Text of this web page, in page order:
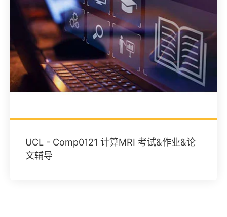
UCL - Comp0121 计算MRI 考试&作业&论
文辅导